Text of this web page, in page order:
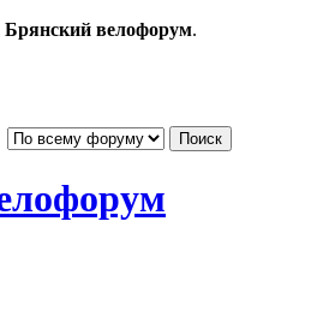
Брянский велофорум.